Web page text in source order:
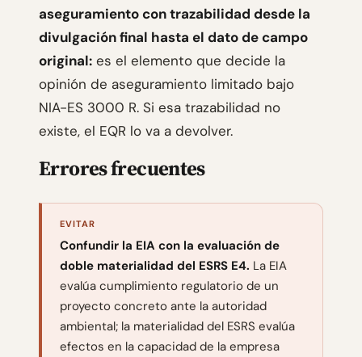
aseguramiento con trazabilidad desde la
divulgación final hasta el dato de campo
original: es el elemento que decide la
opinión de aseguramiento limitado bajo
NIA-ES 3000 R. Si esa trazabilidad no
existe, el EQR lo va a devolver.
Errores frecuentes
EVITAR
Confundir la EIA con la evaluación de
doble materialidad del ESRS E4. La EIA
evalúa cumplimiento regulatorio de un
proyecto concreto ante la autoridad
ambiental; la materialidad del ESRS evalúa
efectos en la capacidad de la empresa